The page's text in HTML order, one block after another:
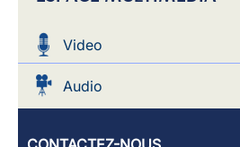
Video
Audio